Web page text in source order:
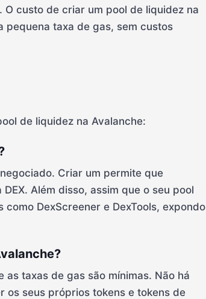
O custo de criar um pool de liquidez na
pequena taxa de gas, sem custos
de liquidez na Avalanche:
Criar um permite que
Além disso, assim que o seu pool
DexScreener e DexTools, expondo
taxas de gas são mínimas. Não há
os seus próprios tokens e tokens de